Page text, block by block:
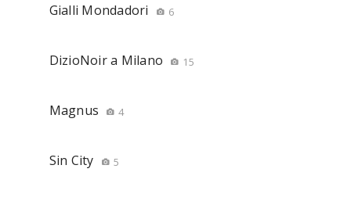
Gialli Mondadori 6
DizioNoir a Milano 15
Magnus 4
Sin City 5